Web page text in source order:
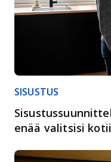
SISUSTUS
enää valitsisi